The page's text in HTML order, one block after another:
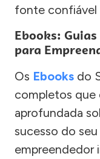
fonte confiável
Ebooks:
para
Os Ebooks do
completos que
aprofundada
sucesso do
empreendedor